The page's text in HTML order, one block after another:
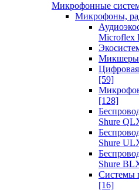
Микрофонные
Микрофоны,
Microflex
Микшеры
[59]
[128]
Shure
Shure
Shure
Системы
[16]